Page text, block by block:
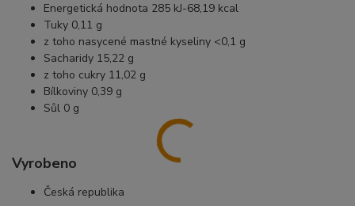
Energetická hodnota 285 kJ-68,19 kcal
Tuky 0,11 g
z toho nasycené mastné kyseliny <0,1 g
Sacharidy 15,22 g
z toho cukry 11,02 g
Bílkoviny 0,39 g
Sůl 0 g
Vyrobeno
Česká republika